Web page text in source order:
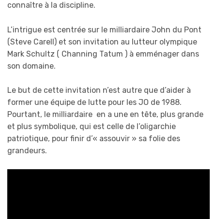
connaître à la discipline.
L’intrigue est centrée sur le milliardaire John du Pont
(Steve Carell) et son invitation au lutteur olympique
Mark Schultz ( Channing Tatum ) à emménager dans
son domaine.
Le but de cette invitation n’est autre que d’aider à
former une équipe de lutte pour les JO de 1988.
Pourtant, le milliardaire en a une en tête, plus grande
et plus symbolique, qui est celle de l’oligarchie
patriotique, pour finir d’« assouvir » sa folie des
grandeurs.